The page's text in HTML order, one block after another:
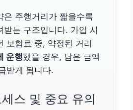
은 주행거리가 짧을수록
받는 구조입니다. 가입 시
보험료 중, 약정된 거리
운행했을 경우, 남은 금액
받게 됩니다.
스 및 중요 유의